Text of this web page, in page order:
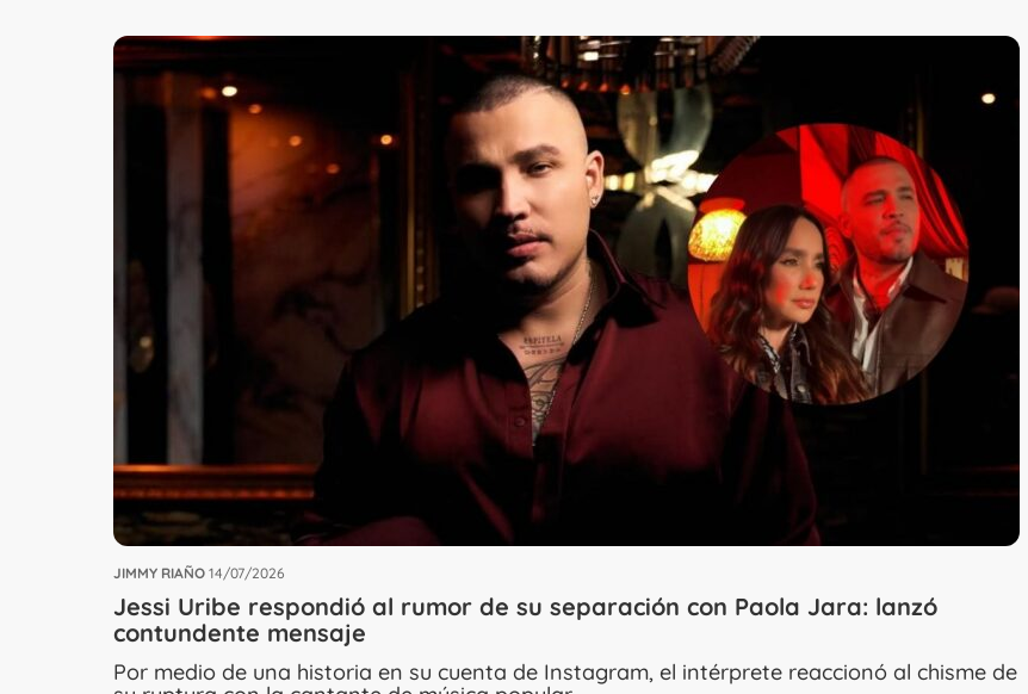
JIMMY RIAÑO 14/07/2026
Jessi Uribe respondió al rumor de su separación con Paola Jara: lanzó
contundente mensaje
Por medio de una historia en su cuenta de Instagram, el intérprete reaccionó al chisme de